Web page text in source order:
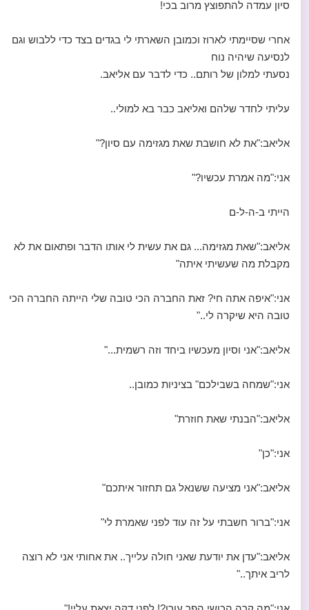
סיון עמדה להתפוצץ מרוב בכי!
אחרי שסיימתי לארוז וכמובן השארתי לי בגדים בצד כדי ללבוש וגם
לנסיעה שיהיה נוח
נסעתי למלון של רותם.. כדי לדבר עם אליאב.
עליתי לחדר שלהם ואליאב כבר בא למולי..
אליאב:"את לא חושבת שאת מגזימה עם סיון?"
אני:"מה אמרת עכשיו?"
הייתי ב-ה-ל-ם
אליאב:"שאת מגזימה... גם את עשית לי אותו הדבר ופתאום את לא
מקבלת מה שעשיתי איתה"
אני:"איפה אתה חי? זאת החברה הכי טובה שלי הייתה החברה הכי
טובה היא שיקרה לי.."
אליאב:"אני וסיון מעכשיו ביחד וזה רשמית..."
אני:"שמחה בשבילכם" בציניות כמובן..
אליאב:"הבנתי שאת חוזרת"
אני:"כן"
אליאב:"אני מציעה ששנאל גם תחזור איתכם"
אני:"ברור חשבתי על זה עוד לפני שאמרת לי"
אליאב:"עדן את יודעת שאני חולה עלייך.. את אחותי אני לא רוצה
לריב איתך.."